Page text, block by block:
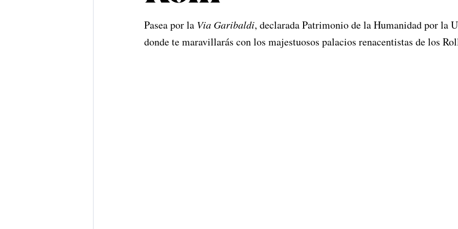
Pasea por la Via Garibaldi, declarada Patrimonio de la Humanidad por la
donde te maravillarás con los majestuosos palacios renacentistas de los